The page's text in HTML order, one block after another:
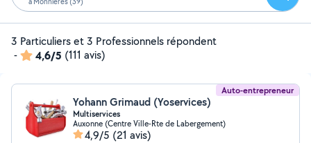
3 Particuliers et 3 Professionnels répondent
-
4,6/5 (111 avis)
Auto-entrepreneur
Yohann Grimaud (Yoservices)
Multiservices
Auxonne (Centre Ville-Rte de Labergement)
4,9/5 (21 avis)